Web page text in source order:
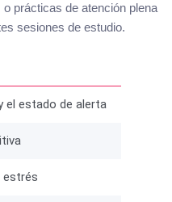
prácticas de atención plena
sesiones de estudio.
el estado de alerta
estrés